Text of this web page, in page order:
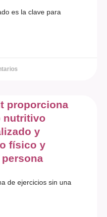
es la clave para
proporciona
nutritivo
y
físico y
de ejercicios sin una